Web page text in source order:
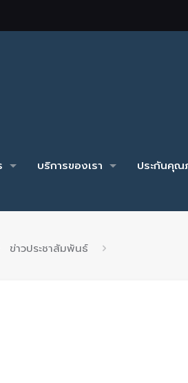
บริการของเรา ประกันคุณ
ข่าวประชาสัมพันธ์